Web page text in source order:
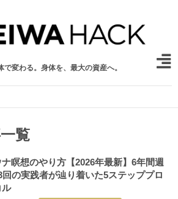
で変わる。身体を、最大の資産へ。
覧
瞑想のやり方【2026年最新】6年間週
回の実践者が辿り着いた5ステッププロ
ル